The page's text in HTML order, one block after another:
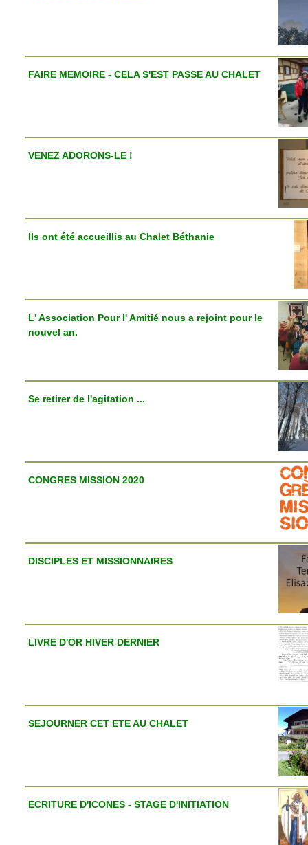
FAIRE MEMOIRE - CELA S'EST PASSE AU CHALET
VENEZ ADORONS-LE !
Ils ont été accueillis au Chalet Béthanie
L' Association Pour l' Amitié nous a rejoint pour le
nouvel an.
Se retirer de l'agitation ...
CONGRES MISSION 2020
DISCIPLES ET MISSIONNAIRES
LIVRE D'OR HIVER DERNIER
SEJOURNER CET ETE AU CHALET
ECRITURE D'ICONES - STAGE D'INITIATION